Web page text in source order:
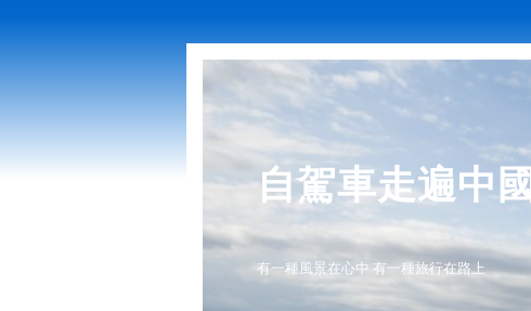
自駕車走遍中國
有一種風景在心中 有一種旅行在路上